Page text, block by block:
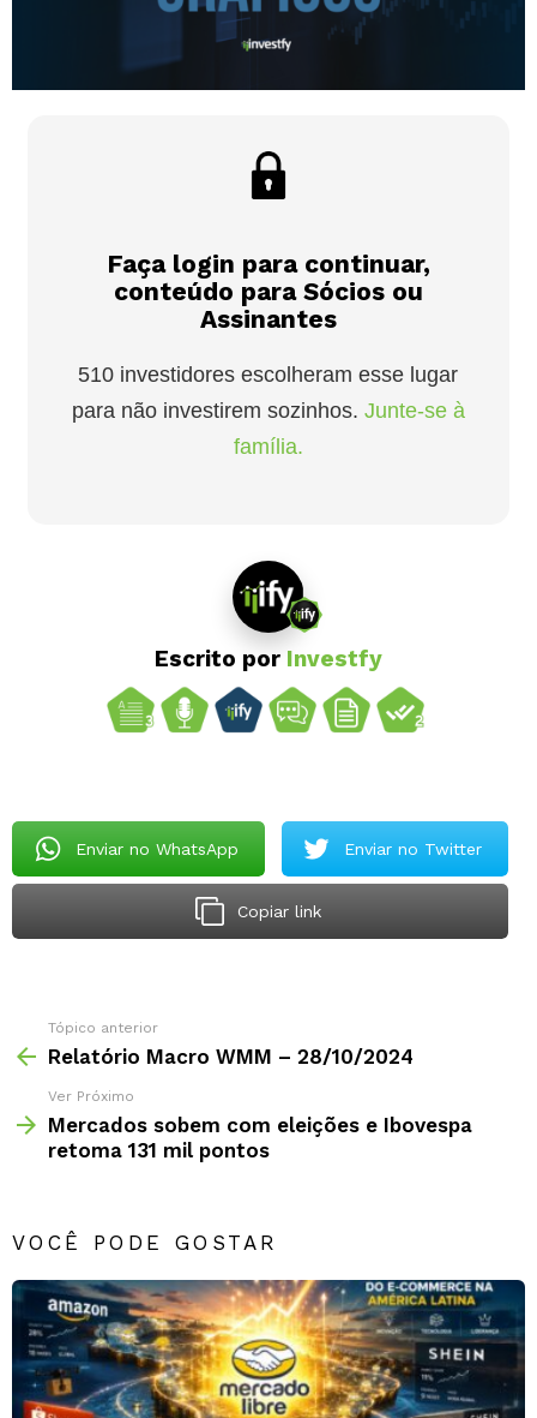
Faça login para continuar,
conteúdo para Sócios ou
Assinantes
510 investidores escolheram esse lugar
para não investirem sozinhos. Junte-se à
família.
Escrito por Investfy
Enviar no WhatsApp Enviar no Twitter
Copiar link
Tópico anterior
Relatório Macro WMM – 28/10/2024
Ver Próximo
Mercados sobem com eleições e Ibovespa
retoma 131 mil pontos
VOCÊ PODE GOSTAR